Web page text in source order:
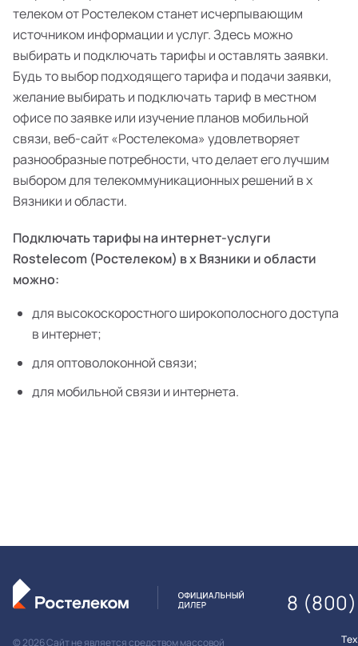
телеком от Ростелеком станет исчерпывающим
источником информации и услуг. Здесь можно
выбирать и подключать тарифы и оставлять заявки.
Будь то выбор подходящего тарифа и подачи заявки,
желание выбирать и подключать тариф в местном
офисе по заявке или изучение планов мобильной
связи, веб-сайт «Ростелекома» удовлетворяет
разнообразные потребности, что делает его лучшим
выбором для телекоммуникационных решений в х
Вязники и области.
Подключать тарифы на интернет-услуги
Rostelecom (Ростелеком) в х Вязники и области
можно:
для высокоскоростного широкополосного доступа
в интернет;
для оптоволоконной связи;
для мобильной связи и интернета.
© 2026 Сайт не является средством массовой
8